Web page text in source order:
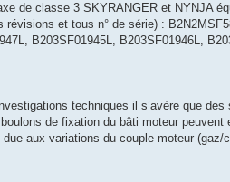
de classe 3 SKYRANGER et NYNJA
et tous n° de série) :
B203SF01945L, B203SF01946L,
techniques il s’avère que
de fixation du bâti moteur
aux variations du couple moteur (gaz/